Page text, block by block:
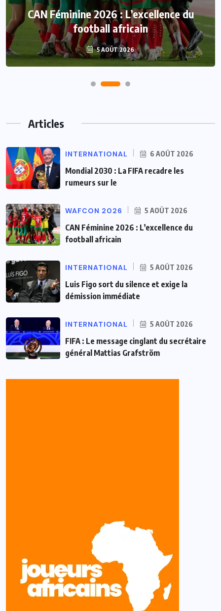
CAN Féminine 2026 : L’excellence du
football africain
5 AOÛT 2026
Articles
INTERNATIONAL 6 AOÛT 2026
Mondial 2030 : La FIFA recadre les
rumeurs sur le
WAFCON 2026 5 AOÛT 2026
CAN Féminine 2026 : L’excellence du
football africain
INTERNATIONAL 5 AOÛT 2026
Luis Figo sort du silence et exige la
démission immédiate
INTERNATIONAL 5 AOÛT 2026
FIFA : Le message cinglant du secrétaire
général Mattias Grafström